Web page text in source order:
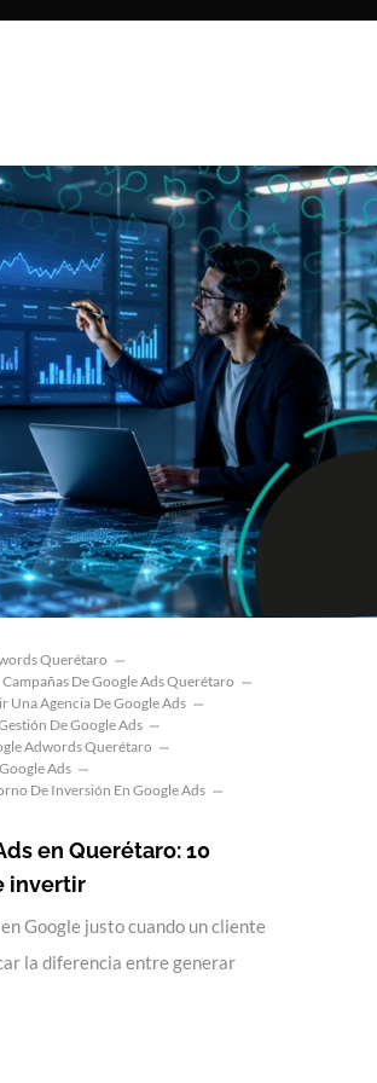
Querétaro
Campañas De Google Ads Querétaro
Una Agencia De Google Ads
De Google Ads
Adwords Querétaro
Ads
De Inversión En Google Ads
en Querétaro: 10
invertir
Google justo cuando un cliente
la diferencia entre generar